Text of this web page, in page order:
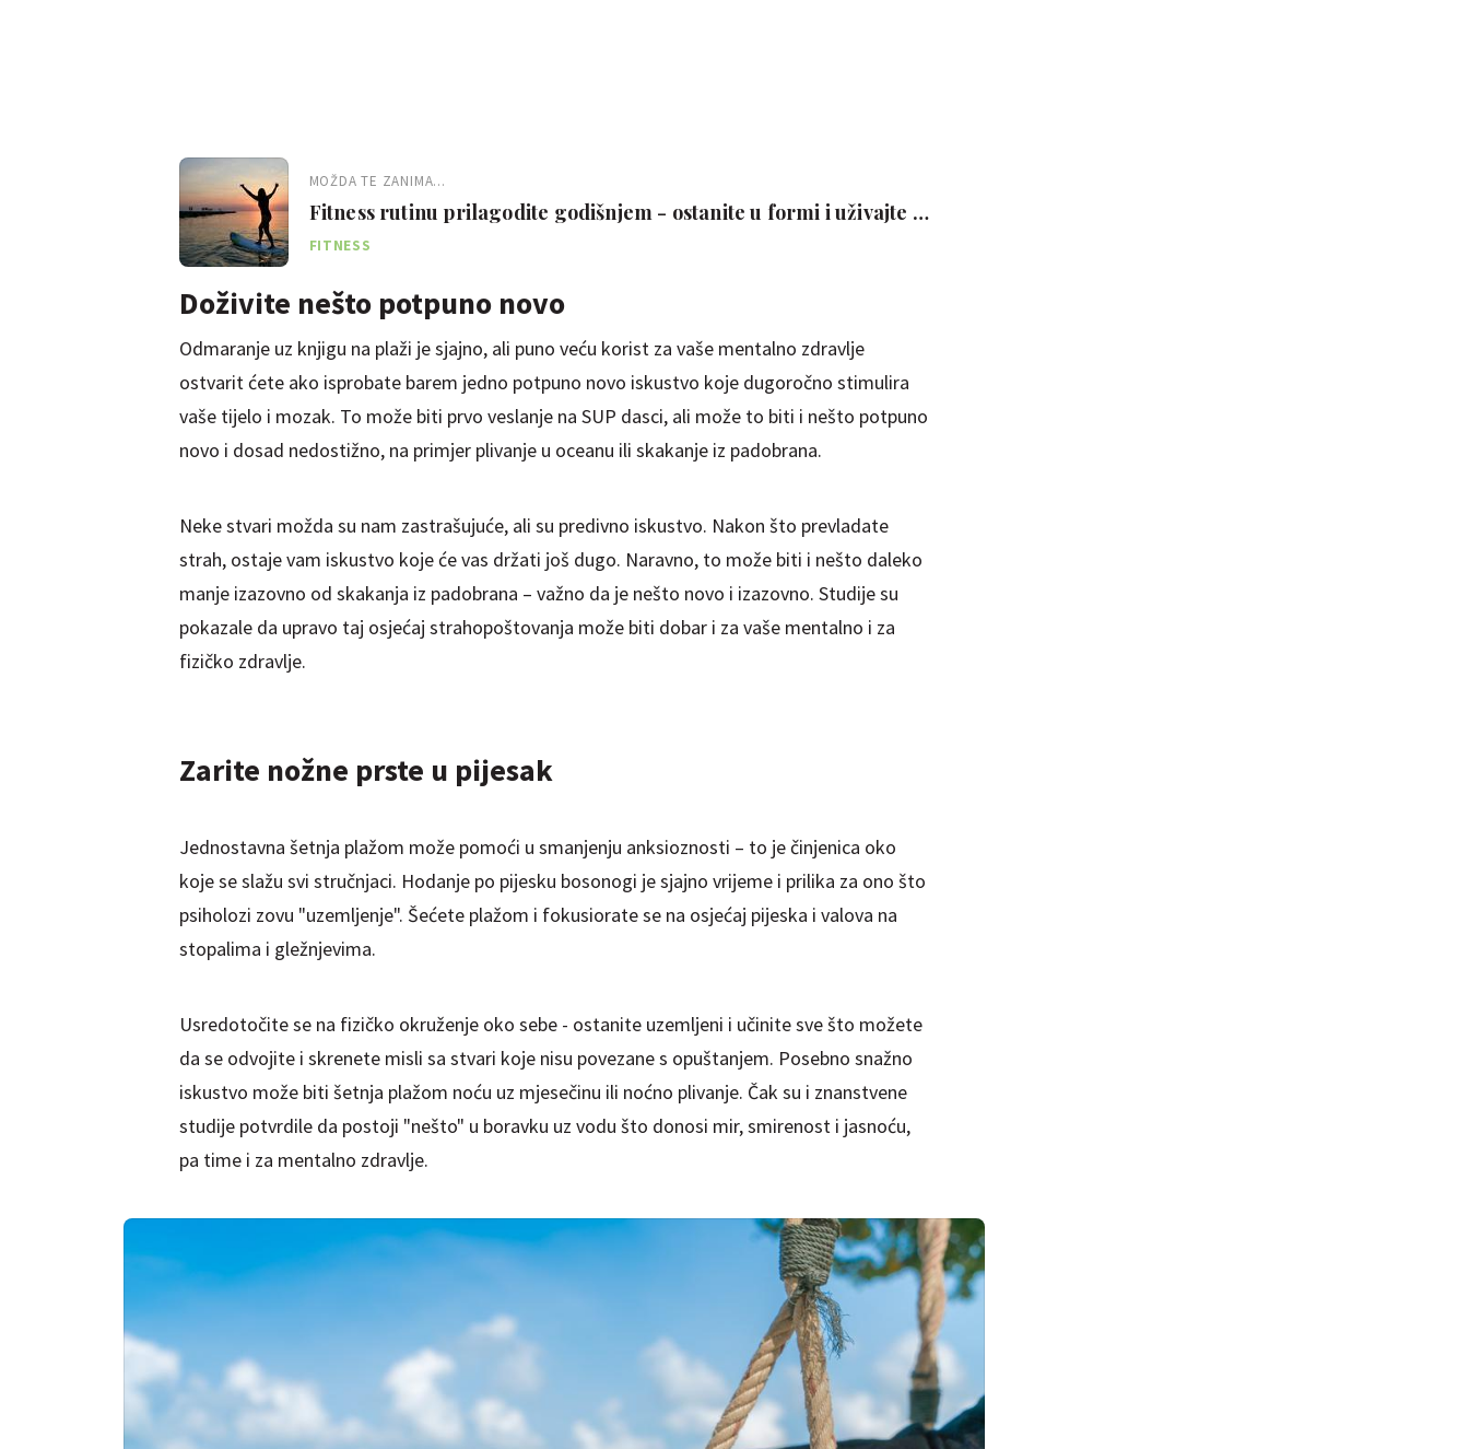
MOŽDA TE ZANIMA...
Fitness rutinu prilagodite godišnjem - ostanite u formi i uživajte u
odmoru
FITNESS
Doživite nešto potpuno novo
Odmaranje uz knjigu na plaži je sjajno, ali puno veću korist za vaše mentalno zdravlje
ostvarit ćete ako isprobate barem jedno potpuno novo iskustvo koje dugoročno stimulira
vaše tijelo i mozak. To može biti prvo veslanje na SUP dasci, ali može to biti i nešto potpuno
novo i dosad nedostižno, na primjer plivanje u oceanu ili skakanje iz padobrana.
Neke stvari možda su nam zastrašujuće, ali su predivno iskustvo. Nakon što prevladate
strah, ostaje vam iskustvo koje će vas držati još dugo. Naravno, to može biti i nešto daleko
manje izazovno od skakanja iz padobrana – važno da je nešto novo i izazovno. Studije su
pokazale da upravo taj osjećaj strahopoštovanja može biti dobar i za vaše mentalno i za
fizičko zdravlje.
Zarite nožne prste u pijesak
Jednostavna šetnja plažom može pomoći u smanjenju anksioznosti – to je činjenica oko
koje se slažu svi stručnjaci. Hodanje po pijesku bosonogi je sjajno vrijeme i prilika za ono što
psiholozi zovu "uzemljenje". Šećete plažom i fokusiorate se na osjećaj pijeska i valova na
stopalima i gležnjevima.
Usredotočite se na fizičko okruženje oko sebe - ostanite uzemljeni i učinite sve što možete
da se odvojite i skrenete misli sa stvari koje nisu povezane s opuštanjem. Posebno snažno
iskustvo može biti šetnja plažom noću uz mjesečinu ili noćno plivanje. Čak su i znanstvene
studije potvrdile da postoji "nešto" u boravku uz vodu što donosi mir, smirenost i jasnoću,
pa time i za mentalno zdravlje.